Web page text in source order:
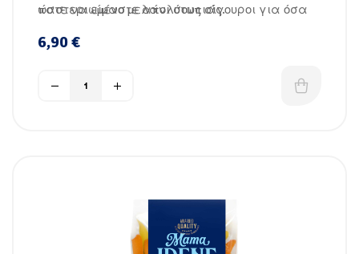
ώστε να είμαστε απολύτως σίγουροι για όσα
μας.
παστεριωμένο μελάνι σουπιάς.
6,90€